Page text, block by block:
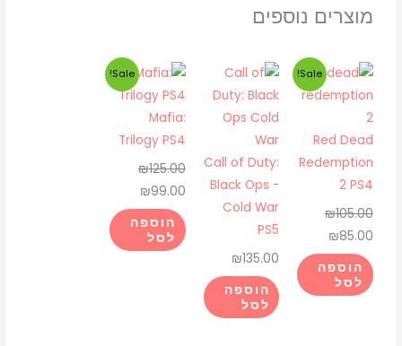
el
elsewhere
ps5
מוצרים נוספים
Red Dead
Redemption
2 PS4
Sale!
₪105.00
המחיר
המקורי
היה:
₪105.00.
₪85.00
המחיר
הנוכחי
₪85.00.
הוספה
לסל
Call of Duty:
Black Ops -
Cold War
PS5
₪135.00
הוספה
לסל
Mafia:
Trilogy PS4
Sale!
₪125.00
המחיר
המקורי
היה:
₪125.00.
₪99.00
המחיר
הנוכחי
₪99.00.
הוספה
לסל